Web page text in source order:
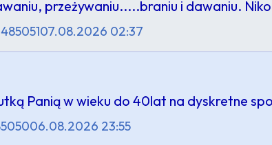
przeżywaniu.....braniu i dawaniu.
07.08.2026 02:37
Panią w wieku do 40lat na dyskretne
06.08.2026 23:55